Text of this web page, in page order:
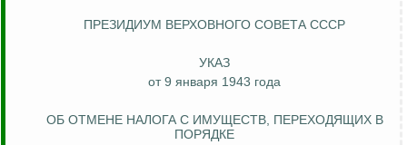
ПРЕЗИДИУМ ВЕРХОВНОГО СОВЕТА СССР
УКАЗ
от 9 января 1943 года
ОБ ОТМЕНЕ НАЛОГА С ИМУЩЕСТВ, ПЕРЕХОДЯЩИХ В
ПОРЯДКЕ